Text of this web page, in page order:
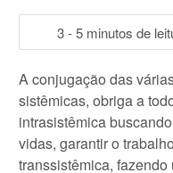
3 - 5 minutos de
A conjugação das
sistêmicas, obriga a
intrasistêmica
vidas, garantir o
transsistêmica,